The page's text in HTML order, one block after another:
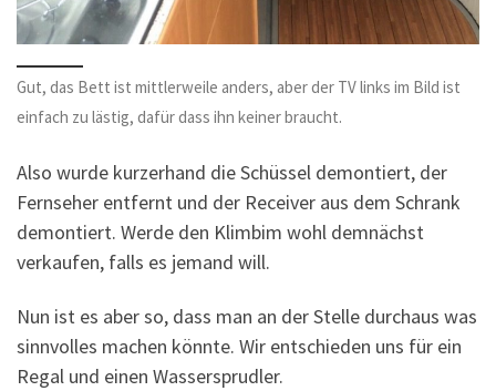
Gut, das Bett ist mittlerweile anders, aber der TV links im Bild ist
einfach zu lästig, dafür dass ihn keiner braucht.
Also wurde kurzerhand die Schüssel demontiert, der
Fernseher entfernt und der Receiver aus dem Schrank
demontiert. Werde den Klimbim wohl demnächst
verkaufen, falls es jemand will.
Nun ist es aber so, dass man an der Stelle durchaus was
sinnvolles machen könnte. Wir entschieden uns für ein
Regal und einen Wassersprudler.